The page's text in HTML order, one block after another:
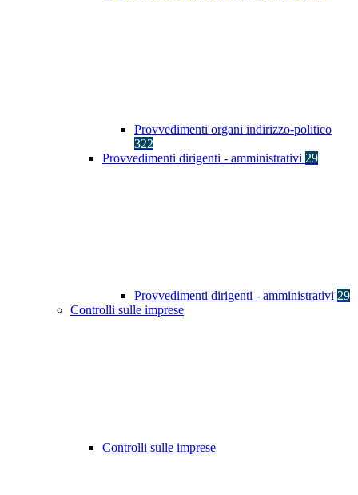
Provvedimenti organi indirizzo-politico
322
Provvedimenti dirigenti - amministrativi 29
Provvedimenti dirigenti - amministrativi 29
Controlli sulle imprese
Controlli sulle imprese